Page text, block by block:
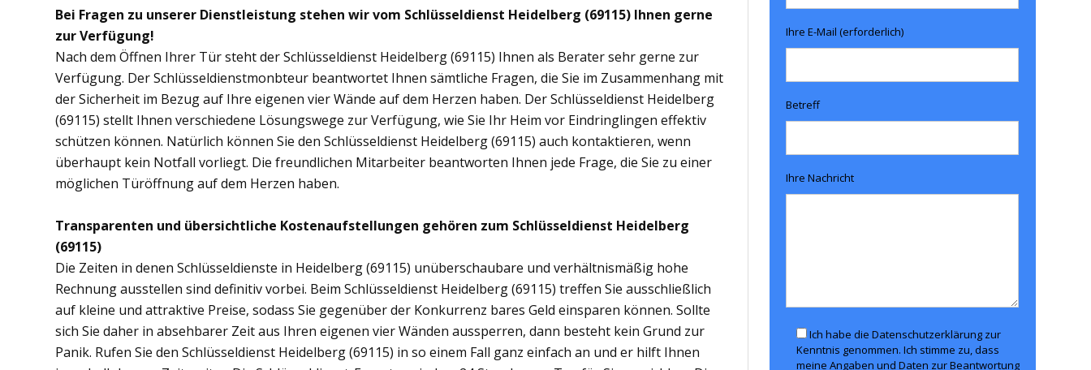
Ihre E-Mail (erforderlich)
Betreff
Ihre Nachricht
Ich habe die Datenschutzerklärung zur
Kenntnis genommen. Ich stimme zu, dass
meine Angaben und Daten zur Beantwortung
Bei Fragen zu unserer Dienstleistung stehen wir vom Schlüsseldienst Heidelberg (69115) Ihnen gerne
zur Verfügung!
Nach dem Öffnen Ihrer Tür steht der Schlüsseldienst Heidelberg (69115) Ihnen als Berater sehr gerne zur
Verfügung. Der Schlüsseldienstmonbteur beantwortet Ihnen sämtliche Fragen, die Sie im Zusammenhang mit
der Sicherheit im Bezug auf Ihre eigenen vier Wände auf dem Herzen haben. Der Schlüsseldienst Heidelberg
(69115) stellt Ihnen verschiedene Lösungswege zur Verfügung, wie Sie Ihr Heim vor Eindringlingen effektiv
schützen können. Natürlich können Sie den Schlüsseldienst Heidelberg (69115) auch kontaktieren, wenn
überhaupt kein Notfall vorliegt. Die freundlichen Mitarbeiter beantworten Ihnen jede Frage, die Sie zu einer
möglichen Türöffnung auf dem Herzen haben.
Transparenten und übersichtliche Kostenaufstellungen gehören zum Schlüsseldienst Heidelberg
(69115)
Die Zeiten in denen Schlüsseldienste in Heidelberg (69115) unüberschaubare und verhältnismäßig hohe
Rechnung ausstellen sind definitiv vorbei. Beim Schlüsseldienst Heidelberg (69115) treffen Sie ausschließlich
auf kleine und attraktive Preise, sodass Sie gegenüber der Konkurrenz bares Geld einsparen können. Sollte
sich Sie daher in absehbarer Zeit aus Ihren eigenen vier Wänden aussperren, dann besteht kein Grund zur
Panik. Rufen Sie den Schlüsseldienst Heidelberg (69115) in so einem Fall ganz einfach an und er hilft Ihnen